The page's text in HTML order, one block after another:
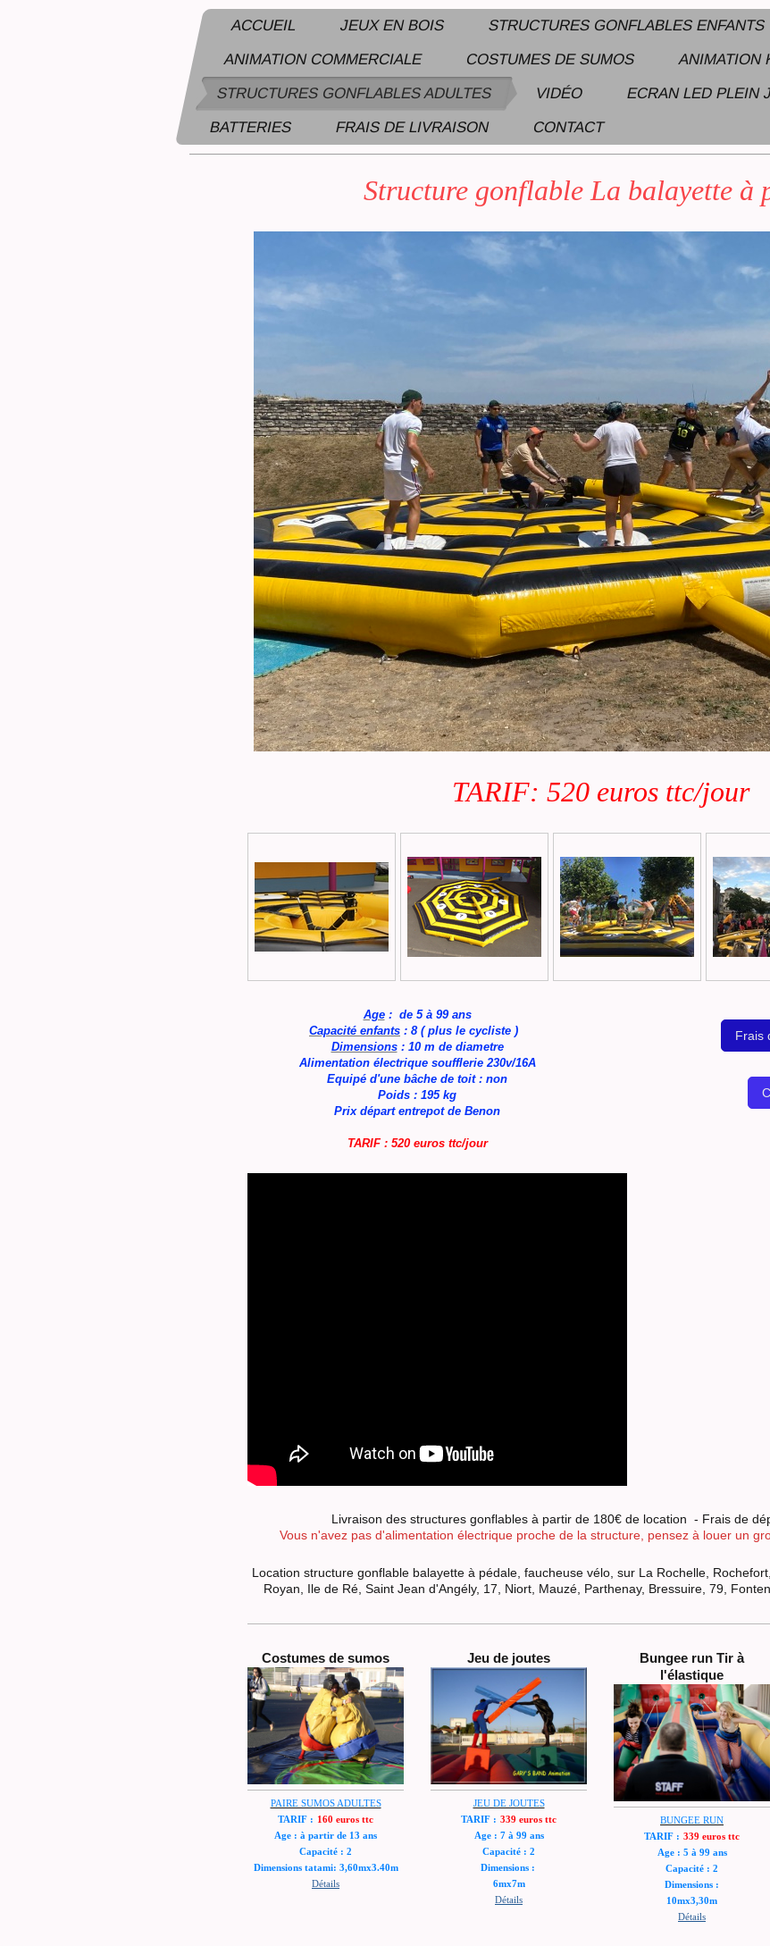
ACCUEIL JEUX EN BOIS
STRUCTURES GONFLABLES ENFANTS
ANIMATION COMMERCIALE
COSTUMES DE SUMOS
ANIMATION
STRUCTURES GONFLABLES ADULTES
VIDÉO ECRAN LED PLEIN
BATTERIES
FRAIS DE LIVRAISON CONTACT
Structure gonflable La balayette à
TARIF: 520 euros ttc/jour
Age : de 5 à 99 ans
Capacité enfants : 8 ( plus le cycliste )
Dimensions : 10 m de diametre
Alimentation électrique soufflerie 230v/16A
Equipé d'une bâche de toit : non
Poids : 195 kg
Prix départ entrepot de Benon
TARIF : 520 euros ttc/jour
Frais
Livraison des structures gonflables à partir de 180€ de location - Frais de
Vous n'avez pas d'alimentation électrique proche de la structure, pensez à louer un
Location structure gonflable balayette à pédale, faucheuse vélo, sur La Rochelle,
Royan, Ile de Ré, Saint Jean d'Angély, 17, Niort, Mauzé, Parthenay, Bressuire, 79,
Costumes de sumos
PAIRE SUMOS ADULTES
TARIF : 160 euros ttc
Age : à partir de 13 ans
Capacité : 2
Dimensions tatami: 3,60mx3.40m
Détails
Jeu de joutes
JEU DE JOUTES
TARIF : 339 euros ttc
Age : 7 à 99 ans
Capacité : 2
Dimensions :
6mx7m
Détails
Bungee run Tir à
l'élastique
BUNGEE RUN
TARIF : 339 euros ttc
Age : 5 à 99 ans
Capacité : 2
Dimensions :
10mx3,30m
Détails